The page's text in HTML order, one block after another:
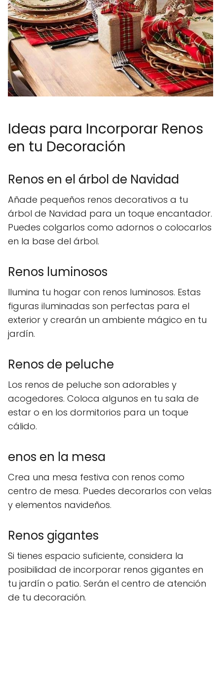
Ideas para Incorporar Renos
en tu Decoración
Renos en el árbol de Navidad
Añade pequeños renos decorativos a tu
árbol de Navidad para un toque encantador.
Puedes colgarlos como adornos o colocarlos
en la base del árbol.
Renos luminosos
Ilumina tu hogar con renos luminosos. Estas
figuras iluminadas son perfectas para el
exterior y crearán un ambiente mágico en tu
jardín.
Renos de peluche
Los renos de peluche son adorables y
acogedores. Coloca algunos en tu sala de
estar o en los dormitorios para un toque
cálido.
enos en la mesa
Crea una mesa festiva con renos como
centro de mesa. Puedes decorarlos con velas
y elementos navideños.
Renos gigantes
Si tienes espacio suficiente, considera la
posibilidad de incorporar renos gigantes en
tu jardín o patio. Serán el centro de atención
de tu decoración.